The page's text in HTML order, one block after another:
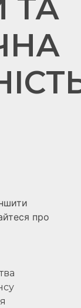
ТА
про